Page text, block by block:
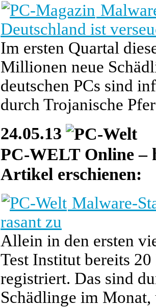
Deutschland ist
Im ersten Quartal
Millionen neue
deutschen PCs sind
durch Trojanische
24.05.13
PC-WELT Online –
Artikel erschienen:
Malware-
rasant zu
Allein in den ersten
Test Institut bereits
registriert. Das sind
Schädlinge im Monat,